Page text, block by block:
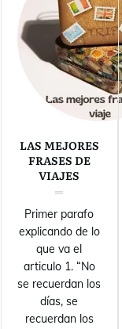
LAS MEJORES
FRASES DE
VIAJES
Primer parafo
explicando de lo
que va el
articulo 1. “No
se recuerdan los
días, se
recuerdan los